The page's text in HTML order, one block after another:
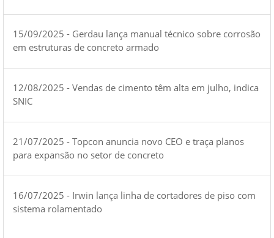
15/09/2025 - Gerdau lança manual técnico sobre corrosão
em estruturas de concreto armado
12/08/2025 - Vendas de cimento têm alta em julho, indica
SNIC
21/07/2025 - Topcon anuncia novo CEO e traça planos
para expansão no setor de concreto
16/07/2025 - Irwin lança linha de cortadores de piso com
sistema rolamentado